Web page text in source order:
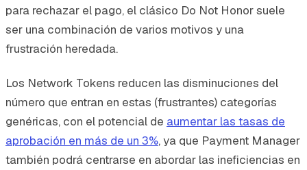
para rechazar el pago, el clásico Do Not Honor suele
ser una combinación de varios motivos y una
frustración heredada.
Los Network Tokens reducen las disminuciones del
número que entran en estas (frustrantes) categorías
genéricas, con el potencial de aumentar las tasas de
aprobación en más de un 3%, ya que Payment Manager
también podrá centrarse en abordar las ineficiencias en